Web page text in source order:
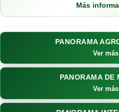
Más
PANORAMA
Ver
PANORAMA DE
Ver